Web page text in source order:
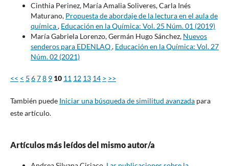
Cinthia Perinez, María Amalia Soliveres, Carla Inés
Maturano, Propuesta de abordaje de la lectura en el aula de
química, Educación en la Química: Vol. 25 Núm. 01 (2019)
María Gabriela Lorenzo, Germán Hugo Sánchez, Nuevos
senderos para EDENLAQ, Educación en la Química: Vol. 27
Núm. 02 (2021)
<< < 5 678 9 10 11 12 13 14 > >>
También puede Iniciar una búsqueda de similitud avanzadapara
este artículo.
Artículos más leídos del mismo autor/a